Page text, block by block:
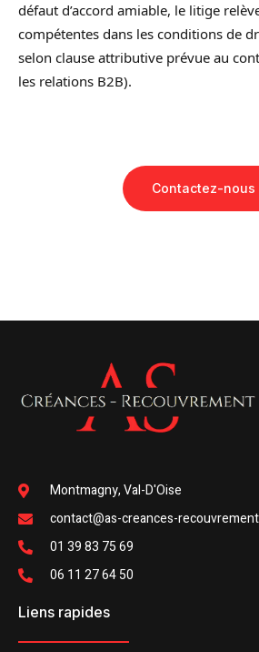
défaut d’accord amiable, le litige
compétentes dans les conditions de
selon clause attributive prévue au
les relations B2B).
Contactez-nous
Montmagny, Val-D'Oise
contact@as-creances-
01 39 83 75 69
06 11 27 64 50
Liens rapides